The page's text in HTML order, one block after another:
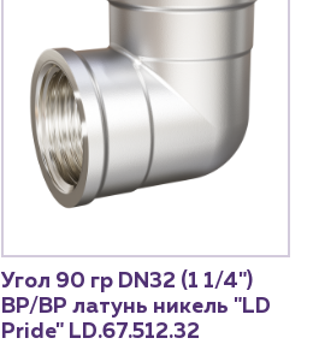
Угол 90 гр DN32 (1 1/4")
ВР/ВР латунь никель "LD
Pride" LD.67.512.32